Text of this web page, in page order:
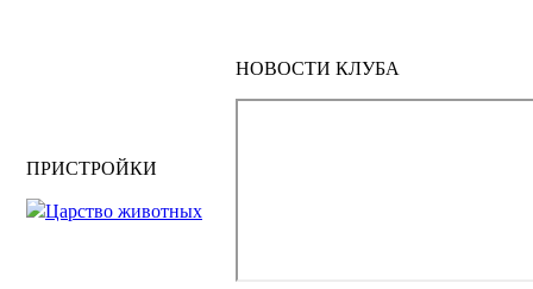
ПРИСТРОЙКИ
Царство животных
НОВОСТИ КЛУБА